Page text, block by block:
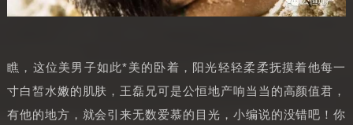
瞧，这位美男子如此*美的卧着，阳光轻轻柔柔抚摸着他每一
寸白皙水嫩的肌肤，王磊兄可是公恒地产响当当的高颜值君，
有他的地方，就会引来无数爱慕的目光，小编说的没错吧！你